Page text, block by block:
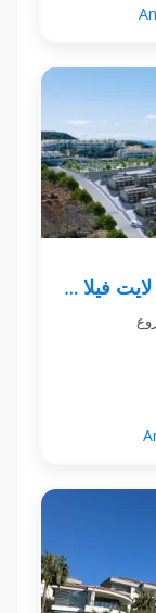
شقة 1+1 بطابق الحديقة في مون لايت فيلا كوناكلي
في مشروع